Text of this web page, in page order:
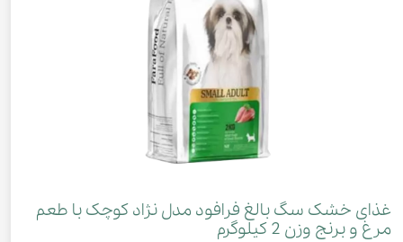
غذای خشک سگ بالغ فرافود مدل نژاد کوچک با طعم
مرغ و برنج وزن 2 کیلوگرم